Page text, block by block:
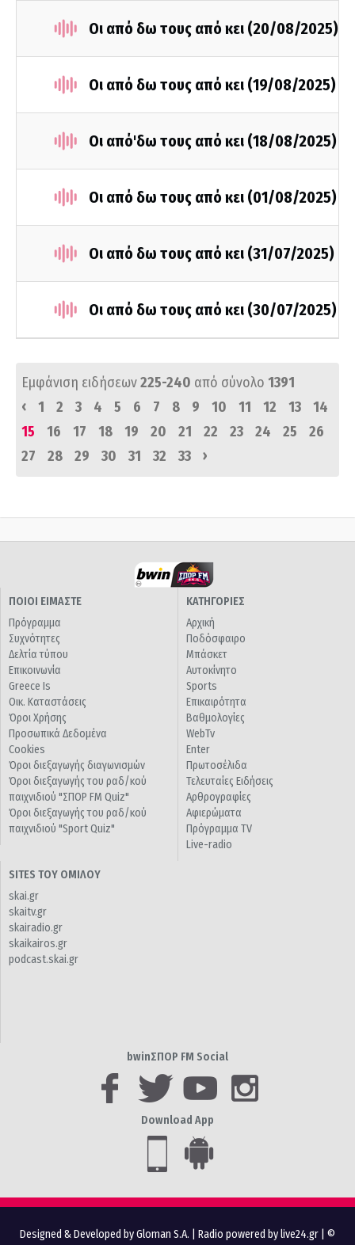
Οι από δω τους από κει (20/08/2025)
Οι από δω τους από κει (19/08/2025)
Οι από'δω τους από κει (18/08/2025)
Οι από δω τους από κει (01/08/2025)
Οι από δω τους από κει (31/07/2025)
Οι από δω τους από κει (30/07/2025)
Εμφάνιση ειδήσεων225-240 από σύνολο 1391
‹
1 2 3 4 5 6 7 8 9 10 11 12 13
14
15
16 17 18 19 20 21 22 23 24 25
26
27
28 29 30 31 32 33 ›
ΠΟΙΟΙ ΕΙΜΑΣΤΕ
Πρόγραμμα
Συχνότητες
Δελτία τύπου
Επικοινωνία
Greece Is
Οικ. Καταστάσεις
Όροι Χρήσης
Προσωπικά Δεδομένα
Cookies
Όροι διεξαγωγής διαγωνισμών
Όροι διεξαγωγής του ραδ/κού
παιχνιδιού "ΣΠΟΡ FM Quiz"
Όροι διεξαγωγής του ραδ/κού
παιχνιδιού "Sport Quiz"
ΚΑΤΗΓΟΡΙΕΣ
Αρχική
Ποδόσφαιρο
Μπάσκετ
Αυτοκίνητο
Sports
Επικαιρότητα
Βαθμολογίες
WebTv
Enter
Πρωτοσέλιδα
Τελευταίες Ειδήσεις
Αρθρογραφίες
Αφιερώματα
Πρόγραμμα TV
Live-radio
SITES ΤΟΥ ΟΜΙΛΟΥ
skai.gr
skaitv.gr
skairadio.gr
skaikairos.gr
podcast.skai.gr
bwinΣΠΟΡ FM Social
Download App
Designed & Developed by Gloman S.A. Radio powered by live24.gr | ©